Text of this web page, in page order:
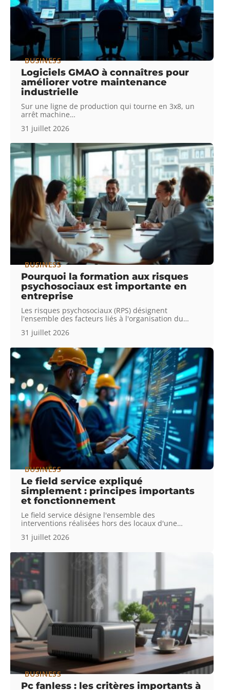
BUSINESS
Logiciels GMAO à connaîtres pour
améliorer votre maintenance
industrielle
Sur une ligne de production qui tourne en 3x8, un
arrêt machine…
31 juillet 2026
BUSINESS
Pourquoi la formation aux risques
psychosociaux est importante en
entreprise
Les risques psychosociaux (RPS) désignent
l'ensemble des facteurs liés à l'organisation du…
31 juillet 2026
BUSINESS
Le field service expliqué
simplement : principes importants
et fonctionnement
Le field service désigne l'ensemble des
interventions réalisées hors des locaux d'une…
31 juillet 2026
BUSINESS
Pc fanless : les critères importants à